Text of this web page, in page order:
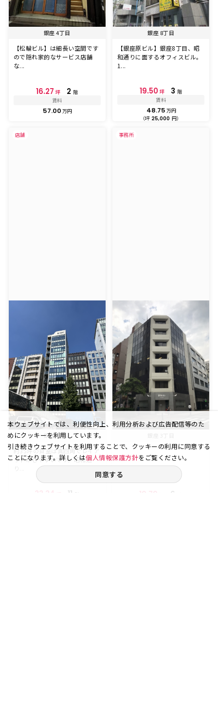
銀座 4丁目
【松輪ビル】は細長い空間です
ので隠れ家的なサービス店舗
な...
16.27 坪 2 階
賃料
57.00 万円
銀座 8丁目
【銀座原ビル】銀座8丁目、昭
和通りに面するオフィスビル。
1...
19.50 坪 3 階
賃料
48.75 万円
（坪 25,000 円）
店舗
銀座 1丁目
約35坪の貸室は真四角でレイア
ウトがしやすいです。昭和通
11
事務所
6
本ウェブサイトでは、利便性向上、利用分析および広告配信等のた
めにクッキーを利用しています。
引き続きウェブサイトを利用することで、クッキーの利用に同意する
ことになります。詳しくは個人情報保護方針をご覧ください。
同意する